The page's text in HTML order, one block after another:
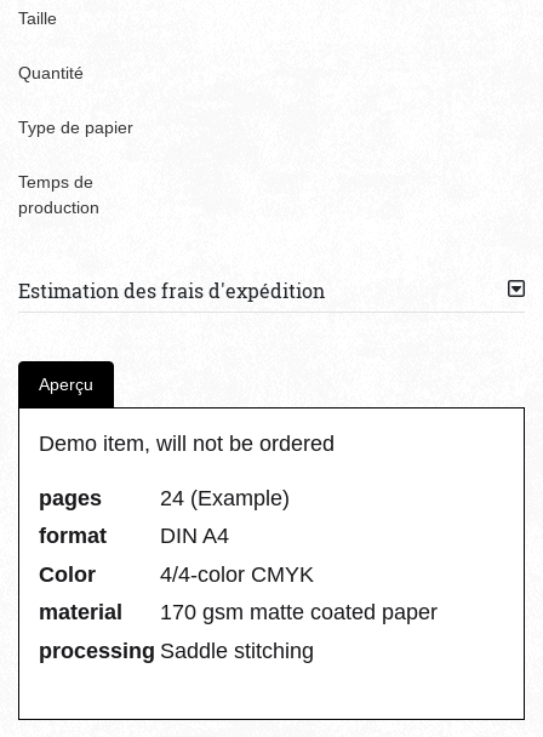
Taille
Quantité
Type de papier
Temps de
production
Estimation des frais d'expédition
Aperçu
Demo item, will not be ordered
pages
24 (Example)
format
DIN A4
Color
4/4-color CMYK
material
170 gsm matte coated paper
processing Saddle stitching